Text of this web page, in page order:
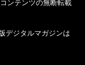
ンテンツの無断転載
デジタルマガジンは